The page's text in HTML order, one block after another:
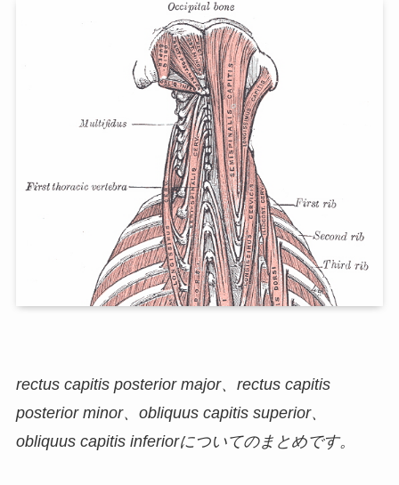
rectus capitis posterior major、rectus capitis
posterior minor、obliquus capitis superior、
obliquus capitis inferiorについてのまとめです。